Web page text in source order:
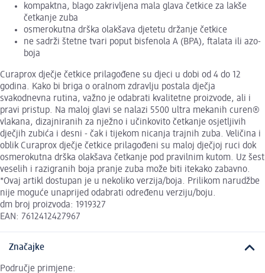
kompaktna, blago zakrivljena mala glava četkice za lakše
četkanje zuba
osmerokutna drška olakšava djetetu držanje četkice
ne sadrži štetne tvari poput bisfenola A (BPA), ftalata ili azo-
boja
Curaprox dječje četkice prilagođene su djeci u dobi od 4 do 12
godina. Kako bi briga o oralnom zdravlju postala dječja
svakodnevna rutina, važno je odabrati kvalitetne proizvode, ali i
pravi pristup. Na maloj glavi se nalazi 5500 ultra mekanih curen®
vlakana, dizajniranih za nježno i učinkovito četkanje osjetljivih
dječjih zubića i desni - čak i tijekom nicanja trajnih zuba. Veličina i
oblik Curaprox dječje četkice prilagođeni su maloj dječjoj ruci dok
osmerokutna drška olakšava četkanje pod pravilnim kutom. Uz šest
veselih i razigranih boja pranje zuba može biti itekako zabavno.
*Ovaj artikl dostupan je u nekoliko verzija/boja. Prilikom narudžbe
nije moguće unaprijed odabrati određenu verziju/boju.
dm broj proizvoda: 1919327
EAN: 7612412427967
Značajke
Područje primjene: